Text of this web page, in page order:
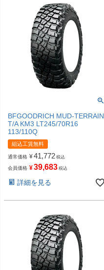
BFGOODRICH MUD-TERRAIN
T/A KM3 LT245/70R16
113/110Q
組込工賃無料
通常価格 ¥41,772 税込
会員価格 ¥39,683 税込
詳細を見る